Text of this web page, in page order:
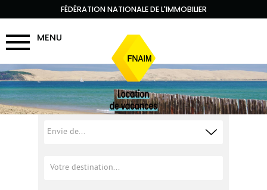
FÉDÉRATION NATIONALE DE L'IMMOBILIER
MENU